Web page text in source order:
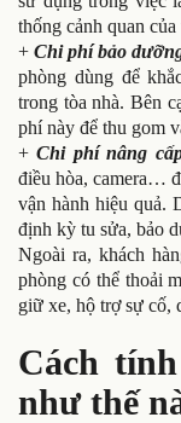
thống cảnh quan của
+ Chi phí bảo
phòng dùng để
trong tòa nhà. Bên
phí này để thu gom
+Chi phí nâng
điều hòa, camera…
vận hành hiệu quả.
định kỳ tu sửa, bảo
Ngoài ra, khách
phòng có thể thoải
giữ xe, hộ trợ sự cố,
Cách
như thế